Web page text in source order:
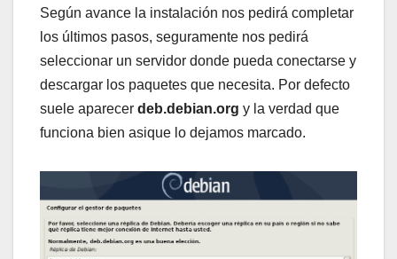
Según avance la instalación nos pedirá completar
los últimos pasos, seguramente nos pedirá
seleccionar un servidor donde pueda conectarse y
descargar los paquetes que necesita. Por defecto
suele aparecer deb.debian.org y la verdad que
funciona bien asique lo dejamos marcado.